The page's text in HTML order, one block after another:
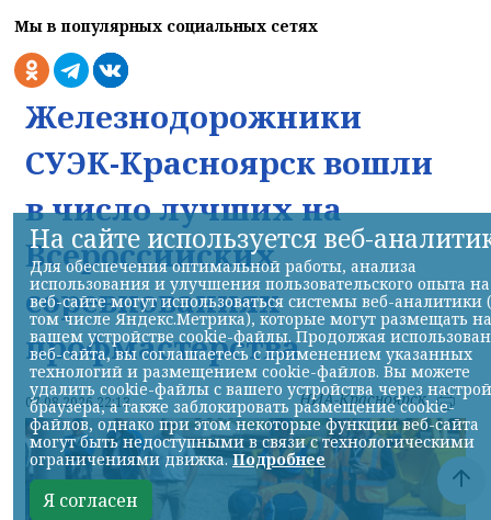
Мы в популярных социальных сетях
Железнодорожники
СУЭК-Красноярск вошли
в число лучших на
Всероссийских
соревнованиях
профмастерства
07.08.2026 22:13 НИА-Красноярск
На сайте используется веб-
Для обеспечения оптимальной работы, анализа
использования и улучшения пользовательского опыта на
веб-сайте могут использоваться системы веб-аналитики
том числе Яндекс.Метрика), которые могут размещать на
вашем устройстве cookie-файлы. Продолжая
веб-сайта, вы соглашаетесь с применением указанных
технологий и размещением cookie-файлов. Вы можете
удалить cookie-файлы с вашего устройства через
браузера, а также заблокировать размещение cookie-
файлов, однако при этом некоторые функции веб-сайта
могут быть недоступными в связи с технологическими
ограничениями движка.Подробнее
Я согласен